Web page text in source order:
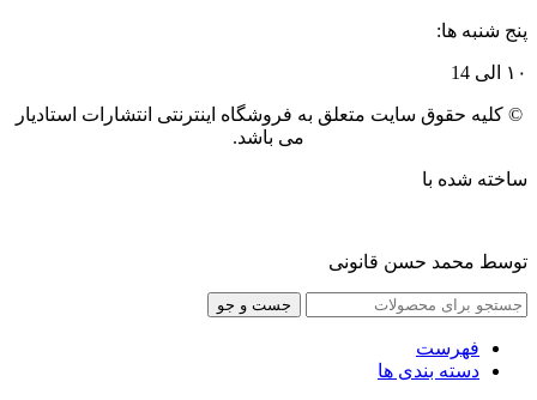
پنج شنبه ها:
۱۰ الی 14
© کلیه حقوق سایت متعلق به فروشگاه اینترنتی انتشارات استادیار
می باشد.
ساخته شده با
توسط محمد حسن قانونی
جست و جو
فهرست
دسته بندی ها